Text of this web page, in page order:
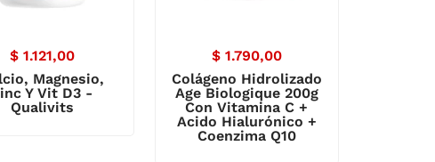
$1.121,00
Magnesio,
Y Vit D3 -
Qualivits
$1.790,00
Colágeno Hidrolizado
Age Biologique 200g
Con Vitamina C +
Acido Hialurónico +
Coenzima Q10